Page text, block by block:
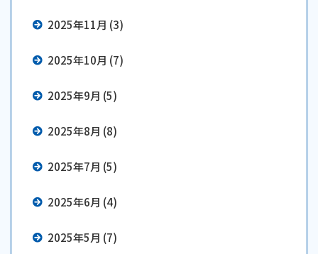
2025年11月 (3)
2025年10月 (7)
2025年9月 (5)
2025年8月 (8)
2025年7月 (5)
2025年6月 (4)
2025年5月 (7)